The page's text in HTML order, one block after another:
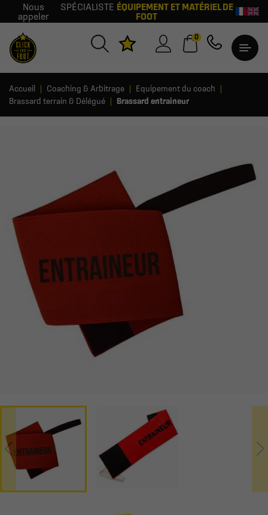
Nous
appeler
SPÉCIALISTE ÉQUIPEMENT ET MATÉRIEL DE
FOOT
0
Accueil Coaching & Arbitrage
Equipement du coach
Brassard terrain & Délégué
Brassard entraineur